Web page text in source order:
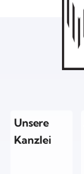
Unsere
Kanzlei